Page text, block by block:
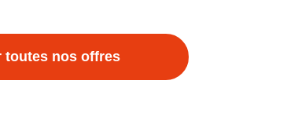
toutes nos offres